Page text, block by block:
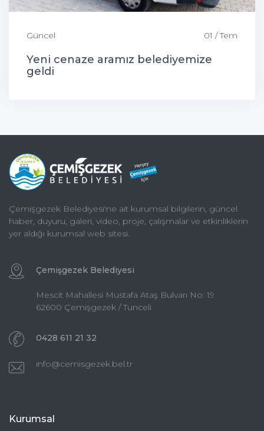
Güncel 01 / Tem
Yeni cenaze aramız belediyemize
geldi
Çemişgezek Belediyesi'ne ait kurumsal bilgilerin, güncel
haber, duyuru, galeri, video, proje, çalışmalar ve etkinliklerin
yer aldığı kurumsal web sitesi.
Çemişgezek Belediyesi
Mescit Mahallesi Mustafa Ataş Bulvarı No: 19
62600 Çemişgezek / Tunceli
0428 611 21 32
info@cemisgezek.bel.tr
Kurumsal